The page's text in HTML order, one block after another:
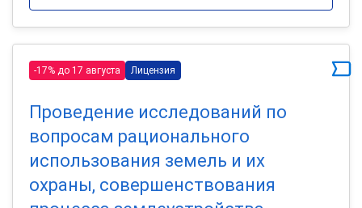
-17% до 17 августа Лицензия
Проведение исследований по
вопросам рационального
использования земель и их
охраны, совершенствования